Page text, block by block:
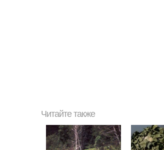
Читайте также